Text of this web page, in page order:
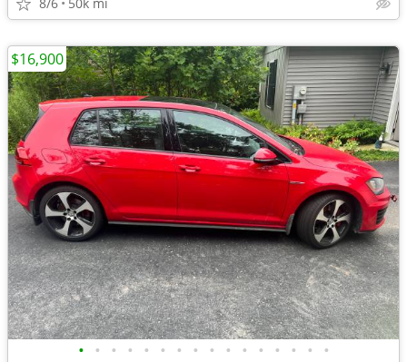
• • • • • • • • • • • • • • • •
$16,900